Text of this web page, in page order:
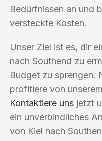
Bedürfnissen an und
versteckte Kosten.
Unser Ziel ist es, dir
nach Southend zu
Budget zu sprengen.
profitiere von
Kontaktiere uns jetzt
ein unverbindliches
von Kiel nach